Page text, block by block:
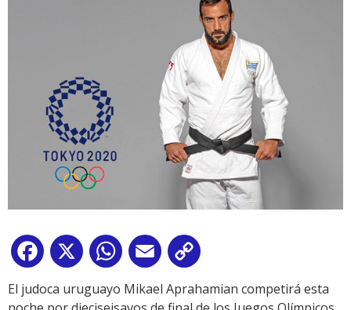
Facebook
X WhatsApp
Email
Link
El judoca uruguayo Mikael Aprahamian competirá esta